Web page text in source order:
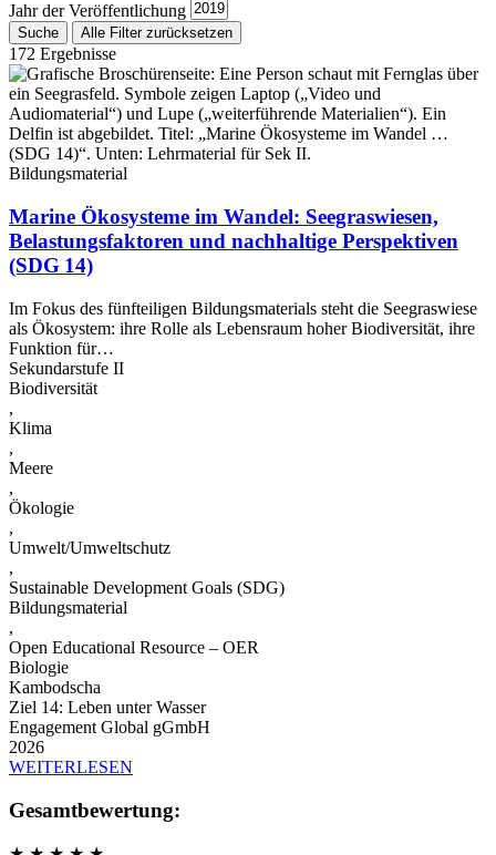
Jahr der Veröffentlichung
172 Ergebnisse
Bildungsmaterial
Marine Ökosysteme im Wandel: Seegraswiesen,
Belastungsfaktoren und nachhaltige Perspektiven
(SDG 14)
Im Fokus des fünfteiligen Bildungsmaterials steht die Seegraswiese
als Ökosystem: ihre Rolle als Lebensraum hoher Biodiversität, ihre
Funktion für…
Sekundarstufe II
Biodiversität
,
Klima
,
Meere
,
Ökologie
,
Umwelt/Umweltschutz
,
Sustainable Development Goals (SDG)
Bildungsmaterial
,
Open Educational Resource – OER
Biologie
Kambodscha
Ziel 14: Leben unter Wasser
Engagement Global gGmbH
2026
WEITERLESEN
Gesamtbewertung: